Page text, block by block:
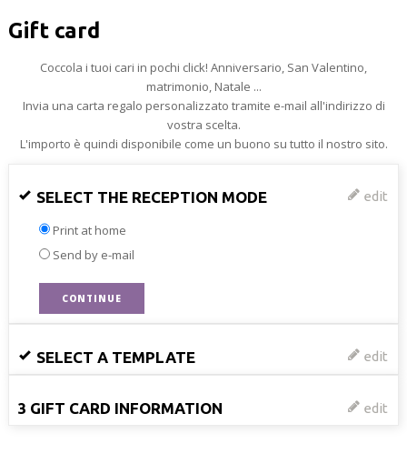
Gift card
Coccola i tuoi cari in pochi click! Anniversario, San Valentino,
matrimonio, Natale ...
Invia una carta regalo personalizzato tramite e-mail all'indirizzo di
vostra scelta.
L'importo è quindi disponibile come un buono su tutto il nostro sito.
SELECT THE RECEPTION MODE edit
Print at home
Send by e-mail
CONTINUE
SELECT A TEMPLATE edit
3 GIFT CARD INFORMATION edit